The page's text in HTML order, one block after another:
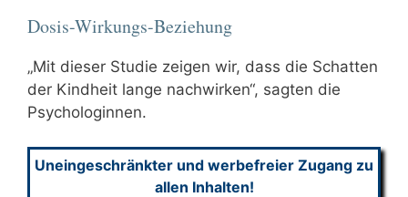
Dosis-Wirkungs-Beziehung
„Mit dieser Studie zeigen wir, dass die Schatten
der Kindheit lange nachwirken“, sagten die
Psychologinnen.
Uneingeschränkter und werbefreier Zugang zu
allen Inhalten!